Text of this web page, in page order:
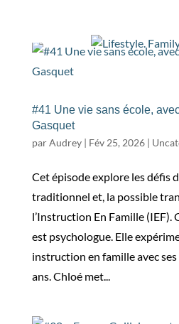
#41 Une vie sans école,
Gasquet
parAudrey| Fév 25, 2026|
Cet épisode explore les défis
traditionnel et, la possible
l’Instruction En Famille (IEF).
est psychologue. Elle
instruction en famille avec
ans. Chloé met...